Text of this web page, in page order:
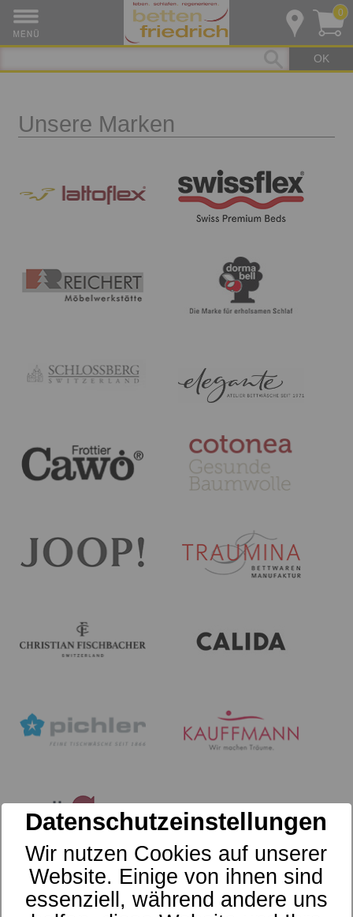
OK
0
Unsere Marken
Datenschutzeinstellungen
Wir nutzen Cookies auf unserer
Website. Einige von ihnen sind
essenziell, während andere uns